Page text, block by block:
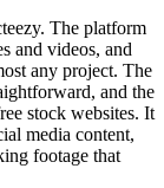
The platform
and videos, and
any project. The
and the
stock websites. It
media content,
footage that